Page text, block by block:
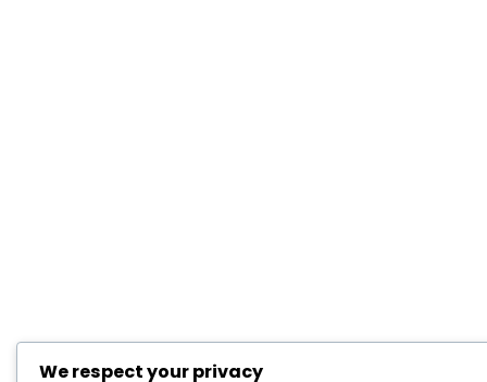
We respect your privacy